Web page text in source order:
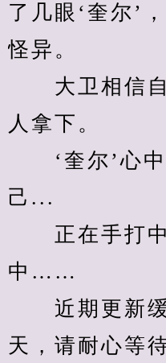
了几眼‘奎尔’
怪异。
大卫相信自
人拿下。
‘奎尔’心中
己...
正在手打
中……
近期更新缓
天，请耐心等